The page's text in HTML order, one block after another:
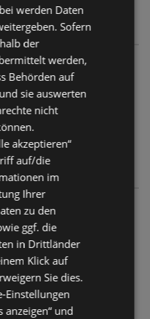
werden Daten
Sofern
der
werden,
Behörden auf
sie auswerten
nicht
akzeptieren“
auf/die
im
Ihrer
zu den
ggf. die
in Drittländer
Klick auf
Sie dies.
Einstellungen
anzeigen“ und